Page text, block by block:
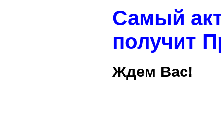
Самый
получит
Ждем Вас!